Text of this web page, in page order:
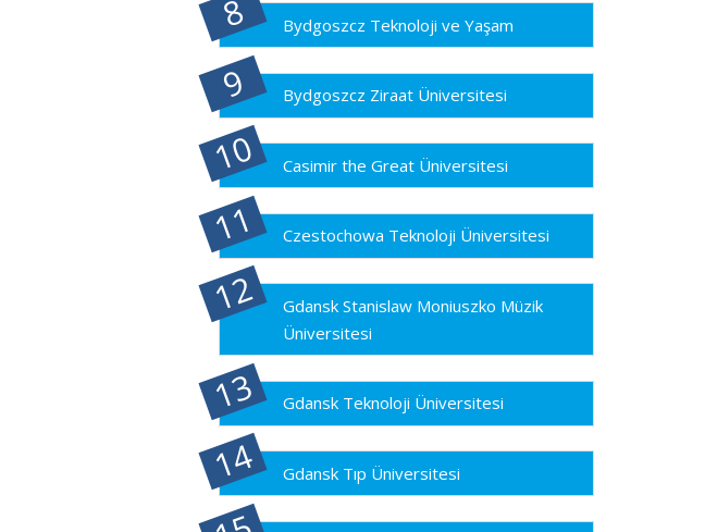
Bydgoszcz Teknoloji ve Yaşam
Bydgoszcz Ziraat Üniversitesi
Casimir the Great Üniversitesi
Czestochowa Teknoloji Üniversitesi
Gdansk Stanislaw Moniuszko Müzik
Üniversitesi
Gdansk Teknoloji Üniversitesi
Gdansk Tıp Üniversitesi